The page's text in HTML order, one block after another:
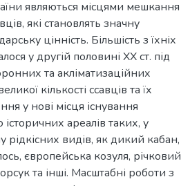
являються місцями мешкання
які становлять значну
цінність. Більшість з їхніх
у другій половині ХХ ст. під
та акліматизаційних
кількості ссавців та їх
у нові місця існування
ареалів таких, у
видів, як дикий кабан,
європейська козуля, річковий
та інші. Масштабні роботи з